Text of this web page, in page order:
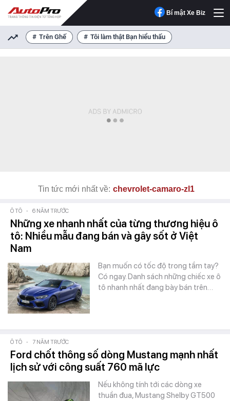
Bí mật Xe Biz
Trên Ghế Tôi làm thật Bạn hiểu thấu
Tin tức mới nhất về: chevrolet-camaro-zl1
Ô TÔ - 6 NĂM TRƯỚC
Những xe nhanh nhất của từng thương hiệu ô
tô: Nhiều mẫu đang bán và gây sốt ở Việt
Nam
Bạn muốn có tốc độ trong tầm tay?
Có ngay. Danh sách những chiếc xe ô
tô nhanh nhất đang bày bán trên…
Ô TÔ - 7 NĂM TRƯỚC
Ford chốt thông số dòng Mustang mạnh nhất
lịch sử với công suất 760 mã lực
Nếu không tính tới các dòng xe
thuần đua, Mustang Shelby GT500